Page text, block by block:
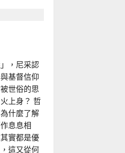
，尼采認
基督信仰
世俗的思
上身？ 哲
什麼了解
息息相
實都是優
這又從何